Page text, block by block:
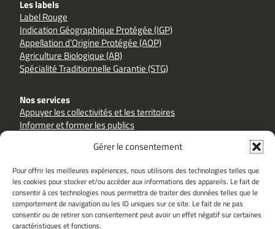
Gérer le consentement
Pour offrir les meilleures expériences, nous utilisons des technologies telles que
les cookies pour stocker et/ou accéder aux informations des appareils. Le fait de
consentir à ces technologies nous permettra de traiter des données telles que le
comportement de navigation ou les ID uniques sur ce site. Le fait de ne pas
consentir ou de retirer son consentement peut avoir un effet négatif sur certaines
caractéristiques et fonctions.
Les labels
Label Rouge
Indication Géographique Protégée (IGP)
Appellation d’Origine Protégée (AOP)
Agriculture Biologique (AB)
Spécialité Traditionnelle Garantie (STG)
Nos services
Appuyer les collectivités et les territoires
Informer et former les publics
Sites partenaires
goutezlaqualite.com
inao.gouv.fr